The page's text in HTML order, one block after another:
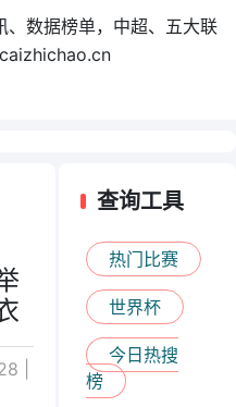
、数据榜单，中超、五大联
|
查询工具
热门比赛
世界杯
今日热搜
榜